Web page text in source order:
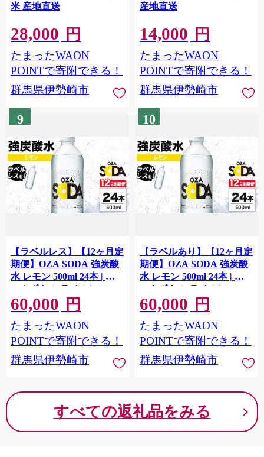
米 産地直送
28,000 円
たまったWAON
POINTで寄附できる！
群馬県伊勢崎市
産地直送
14,000 円
たまったWAON
POINTで寄附できる！
群馬県伊勢崎市
9
【ラベルレス】【12ヶ月定
期便】OZA SODA 強炭酸
水 レモン 500ml 24本 | ペ
ットボトル ラベルレス エ
コ 無糖 フレーバー 割り材
ソーダ割り ハイボール
60,000 円
たまったWAON
POINTで寄附できる！
群馬県伊勢崎市
10
【ラベルあり】【12ヶ月定
期便】OZA SODA 強炭酸
水 レモン 500ml 24本 | ペ
ットボトル ラベルレス エ
コ 無糖 フレーバー 割り材
ソーダ割り ハイボール
60,000 円
たまったWAON
POINTで寄附できる！
群馬県伊勢崎市
すべての返礼品をみる